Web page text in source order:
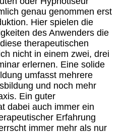
genau genommen erst
Hier spielen die
des Anwenders die
therapeutischen
nicht in einem zwei, drei
erlernen. Eine solide
umfasst mehrere
und noch mehr
Ein guter
dabei auch immer ein
Erfahrung
immer mehr als nur